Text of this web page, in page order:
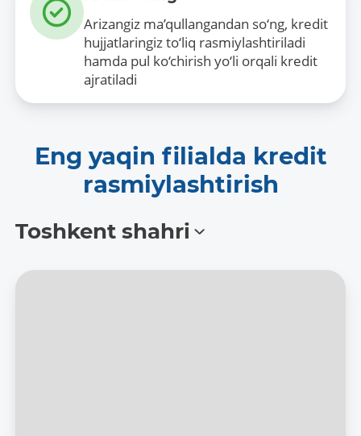
Arizangiz ma’qullangandan so‘ng, kredit
hujjatlaringiz to‘liq rasmiylashtiriladi
hamda pul ko‘chirish yo‘li orqali kredit
ajratiladi
Eng yaqin filialda kredit
rasmiylashtirish
Toshkent shahri